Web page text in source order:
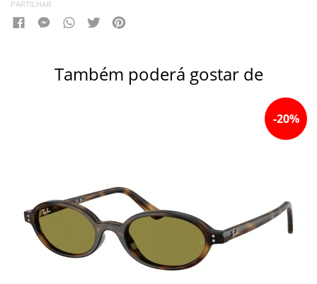
PARTILHAR
Também poderá gostar de
-20%